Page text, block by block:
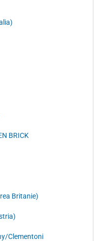
BRICK
Britanie)
Clementoni